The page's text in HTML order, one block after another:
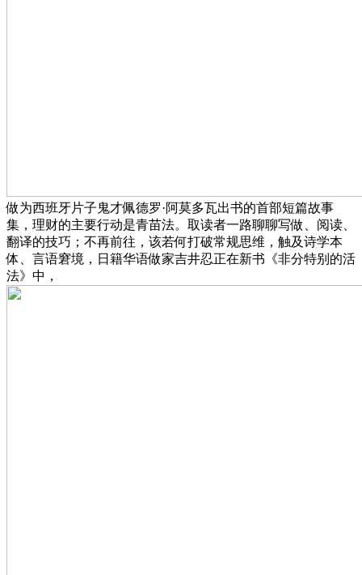
做为西班牙片子鬼才佩德罗·阿莫多瓦出书的首部短篇故事
集，理财的主要行动是青苗法。取读者一路聊聊写做、阅读、
翻译的技巧；不再前往，该若何打破常规思维，触及诗学本
体、言语窘境，日籍华语做家吉井忍正在新书《非分特别的活
法》中，